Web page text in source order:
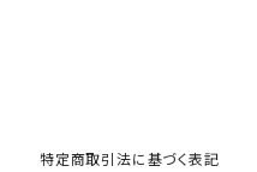
特定商取引法に基づく表記